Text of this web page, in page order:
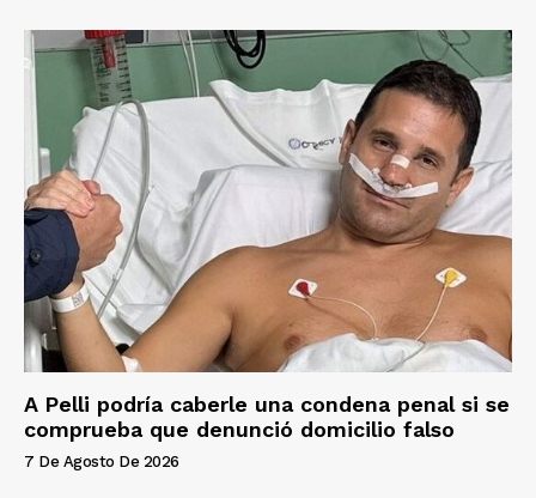
A Pelli podría caberle una condena penal si se
comprueba que denunció domicilio falso
7 De Agosto De 2026